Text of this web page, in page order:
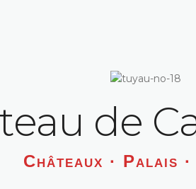
de
Châteaux · Palais